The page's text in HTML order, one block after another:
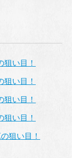
狙い目！
狙い目！
狙い目！
狙い目！
狙い目！